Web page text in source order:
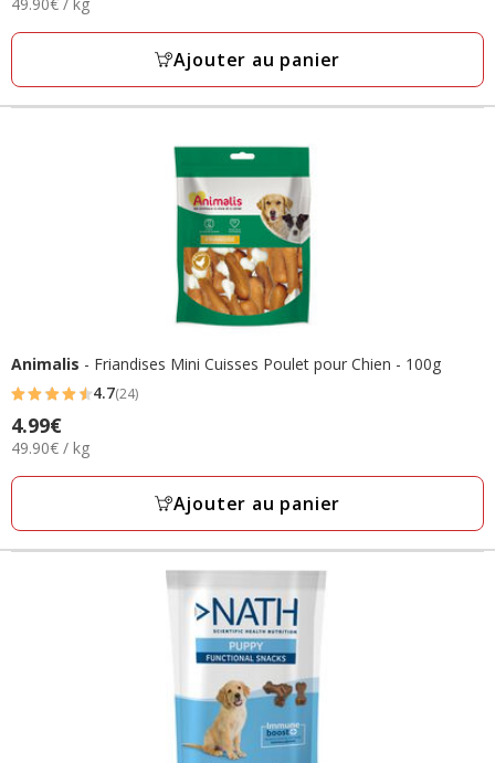
avec
42
4.99€
Kg
49.90€ / kg
Ajouter au panier
Animalis - Friandises Mini Cuisses Poulet pour Chien - 100g
4.7
étoiles
avec
24
4.7(24)
Prix
4.99€
4.99€
49.90€
Kg
49.90€ / kg
Ajouter au panier